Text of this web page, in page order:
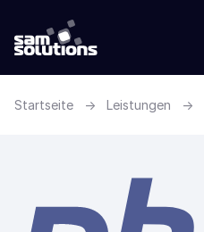
Startseite → Leistungen →